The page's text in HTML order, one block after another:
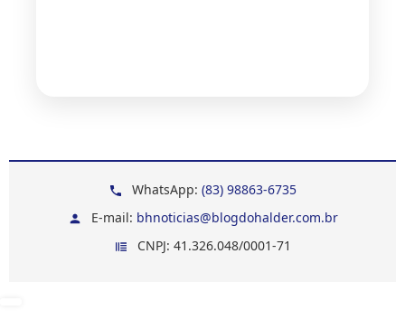
WhatsApp: (83) 98863-6735
E-mail: bhnoticias@blogdohalder.com.br
CNPJ: 41.326.048/0001-71